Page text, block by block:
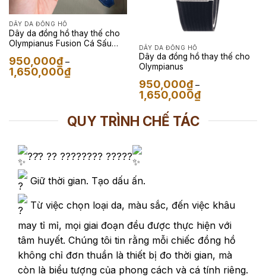
DÂY DA ĐỒNG HỒ
Dây da đồng hồ thay thế cho
Olympianus Fusion Cá Sấu
950,000₫ –
1,650,000₫Khoảng
giá:
DÂY DA ĐỒNG HỒ
Dây da đồng hồ thay thế cho
Olympianus
950,000₫ –
1,650,000₫Khoảng
giá:
QUY TRÌNH CHẾ TÁC
??̂? ?? ???????? ?????
Giữ thời gian. Tạo dấu ấn.
Từ việc chọn loại da, màu sắc, đến việc khâu
may tỉ mỉ, mọi giai đoạn đều được thực hiện với
tâm huyết. Chúng tôi tin rằng mỗi chiếc đồng hồ
không chỉ đơn thuần là thiết bị đo thời gian, mà
còn là biểu tượng của phong cách và cá tính riêng.